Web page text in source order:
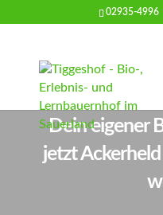
02935-4996
Dein eigener
jetzt